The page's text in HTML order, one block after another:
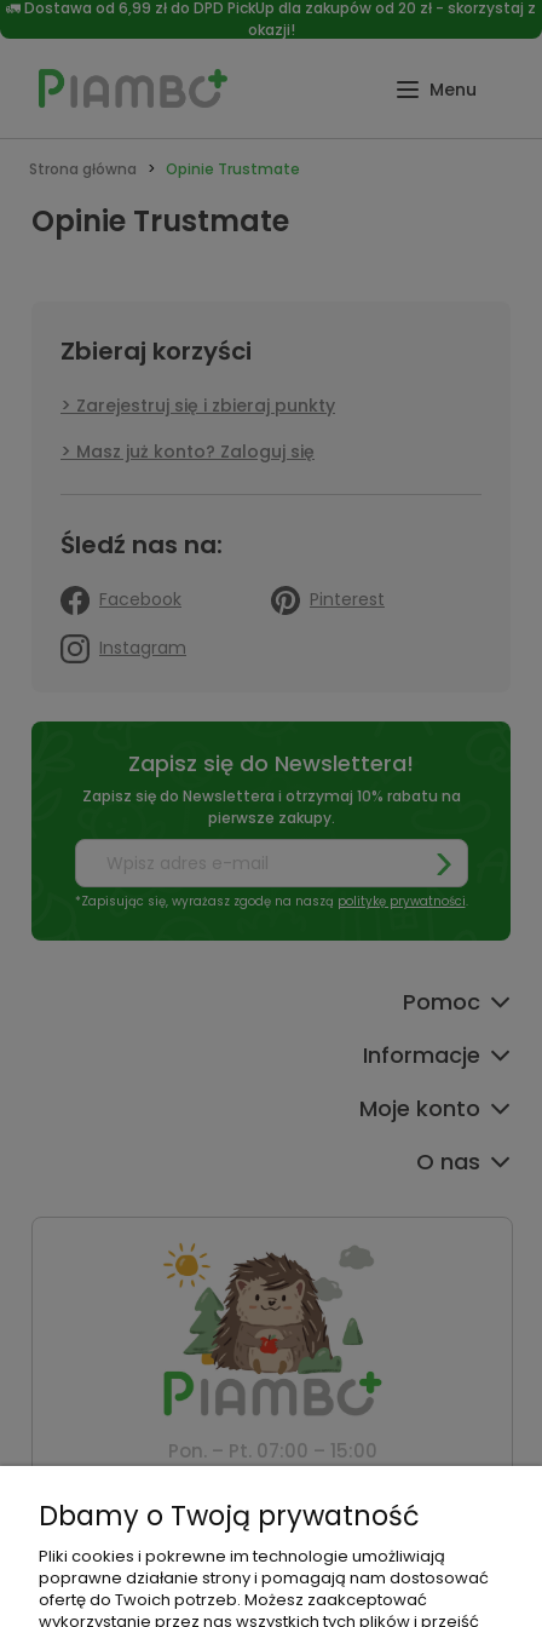
🚛 Dostawa od 6,99 zł do DPD PickUp dla zakupów od 20 zł - skorzystaj z
okazji!
Strona główna Opinie Trustmate
Opinie Trustmate
Zbieraj korzyści
Zarejestruj się i zbieraj punkty
Masz już konto? Zaloguj się
Śledź nas na:
Facebook
Pinterest
Instagram
Zapisz się do Newslettera!
Zapisz się do Newslettera i otrzymaj 10% rabatu na
pierwsze zakupy.
*Zapisując się, wyrażasz zgodę na naszą politykę prywatności.
Pomoc
Informacje
Moje konto
O nas
Pon. – Pt. 07:00 – 15:00
biuro@piambo.pl
Montanus | Piambo - akcesoria dla dzieci i niemowlaków |
Łętownia 585, 34-242 Łętownia | NIP: 5521713745 | REGON:
122493940 | Email:biuro@piambo.pl| Telefon:500 802 805
Dbamy o Twoją prywatność
Pliki cookies i pokrewne im technologie umożliwiają
poprawne działanie strony i pomagają nam dostosować
ofertę do Twoich potrzeb. Możesz zaakceptować
wykorzystanie przez nas wszystkich tych plików i przejść